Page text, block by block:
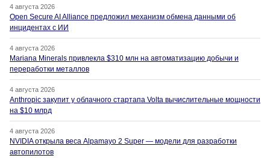
4 августа 2026
Open Secure AI Alliance предложил механизм обмена данными об
инцидентах с ИИ
4 августа 2026
Mariana Minerals привлекла $310 млн на автоматизацию добычи и
переработки металлов
4 августа 2026
Anthropic закупит у облачного стартапа Volta вычислительные мощности
на $10 млрд
4 августа 2026
NVIDIA открыла веса Alpamayo 2 Super — модели для разработки
автопилотов